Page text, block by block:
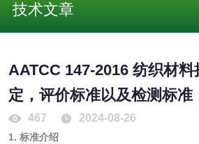
技术文章
AATCC 147-2016 纺织材
定，评价标准以及检测标准
467 2024-08-26
1. 标准介绍
脱硫石膏检测
光触媒检测